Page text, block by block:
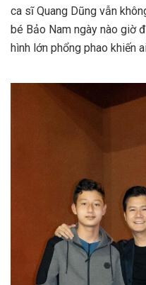
ca sĩ Quang Dũng vẫn
bé Bảo Nam ngày nào giờ
hình lớn phổng phao khiến